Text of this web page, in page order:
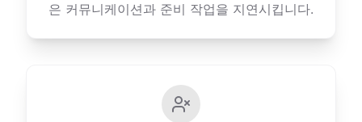
은 커뮤니케이션과 준비 작업을 지연시킵니다.